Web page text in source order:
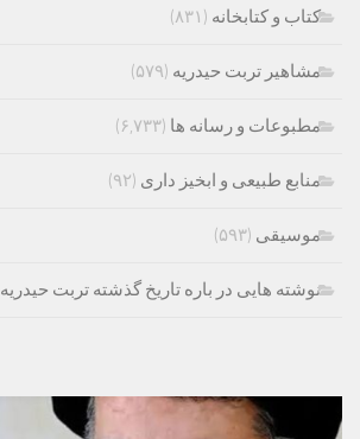
کتاب و کتابخانه (۸۳۱)
مشاهیر تربت حیدریه (۵۷۹)
مطبوعات و رسانه ها (۶,۷۳۳)
منابع طبیعی و ابخیز داری (۹۲)
موسیقی (۵۹۳)
نوشته هایی در باره تاریخ گذشته تربت حیدریه